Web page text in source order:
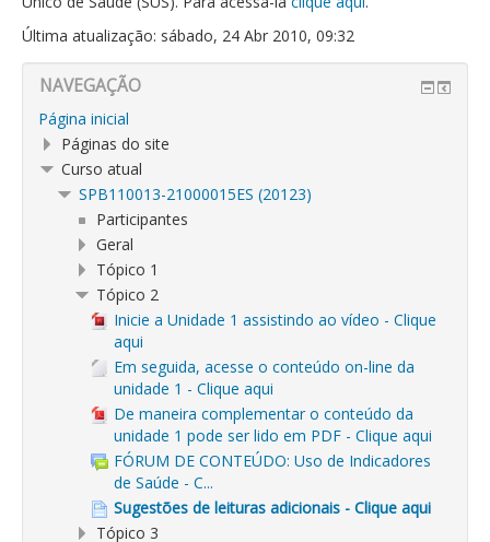
Última atualização: sábado, 24 Abr 2010, 09:32
NAVEGAÇÃO
Página inicial
Páginas do site
Curso atual
SPB110013-21000015ES (20123)
Participantes
Geral
Tópico 1
Tópico 2
Inicie a Unidade 1 assistindo ao vídeo - Clique
aqui
Em seguida, acesse o conteúdo on-line da
unidade 1 - Clique aqui
De maneira complementar o conteúdo da
unidade 1 pode ser lido em PDF - Clique aqui
FÓRUM DE CONTEÚDO: Uso de Indicadores
de Saúde - C...
Sugestões de leituras adicionais - Clique aqui
Tópico 3